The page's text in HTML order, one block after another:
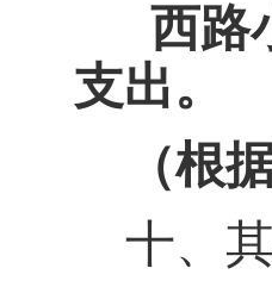
西路
支出。
（根
十、